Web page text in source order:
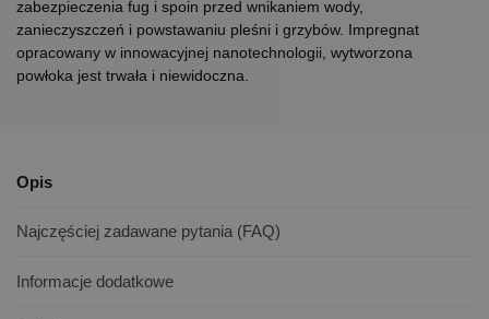
zabezpieczenia fug i spoin przed wnikaniem wody,
zanieczyszczeń i powstawaniu pleśni i grzybów. Impregnat
opracowany w innowacyjnej nanotechnologii, wytworzona
powłoka jest trwała i niewidoczna.
Opis
Najczęściej zadawane pytania (FAQ)
Informacje dodatkowe